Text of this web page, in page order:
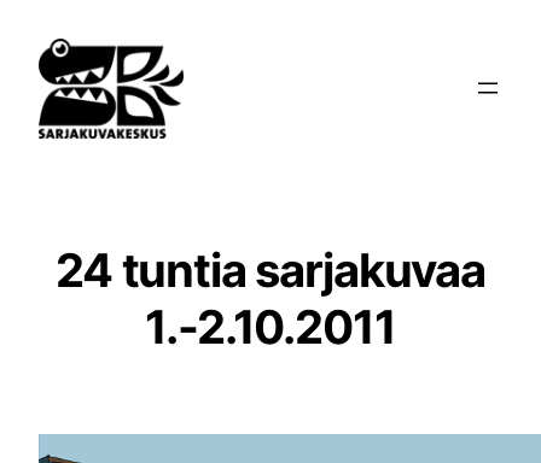
sisältöön
24 tuntia sarjakuvaa
1.-2.10.2011